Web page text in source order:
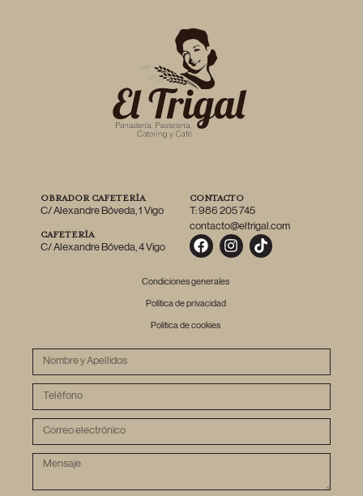
OBRADOR CAFETERÍA
C/ Alexandre Bóveda, 1 Vigo
CAFETERÍA
C/ Alexandre Bóveda, 4 Vigo
CONTACTO
T: 986 205 745
contacto@eltrigal.com
Condiciones generales
Política de privacidad
Política de cookies